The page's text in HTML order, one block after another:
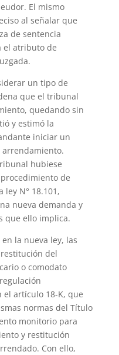
El mismo
al señalar que
de sentencia
el atributo de
un tipo de
que el tribunal
quedando sin
y estimó la
iniciar un
hubiese
de
N° 18.101,
nueva demanda y
que ello implica.
la nueva ley, las
del
o comodato
artículo 18-K, que
normas del Título
monitorio para
y restitución
Con ello,